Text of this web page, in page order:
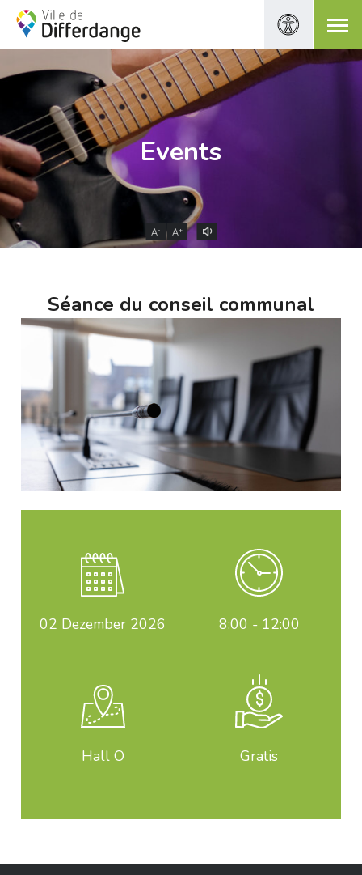
Events
A- A+
Séance du conseil communal
02 Dezember 2026 8:00 - 12:00
Hall O Gratis